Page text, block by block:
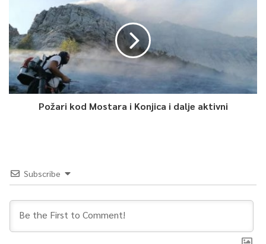
Požari kod Mostara i Konjica i dalje aktivni
Subscribe